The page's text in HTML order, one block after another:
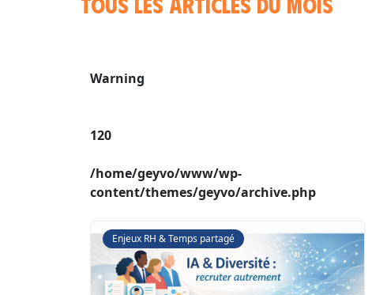
Warning
120
/home/geyvo/www/wp-
content/themes/geyvo/archive.php
Enjeux RH & Temps partagé